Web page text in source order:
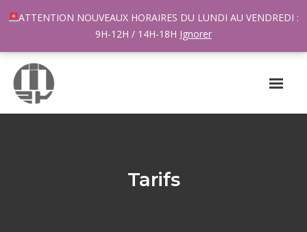
contact@m2k.fr
Tarifs
ATTENTION NOUVEAUX HORAIRES DU LUNDI AU VENDREDI :
9H-12H / 14H-18H Ignorer